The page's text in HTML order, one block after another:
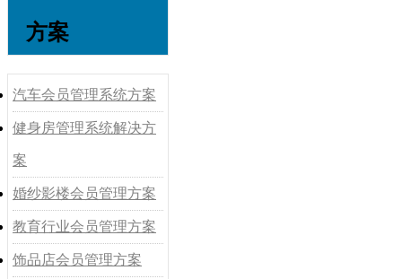
方案
汽车会员管理系统方案
健身房管理系统解决方
案
婚纱影楼会员管理方案
教育行业会员管理方案
饰品店会员管理方案